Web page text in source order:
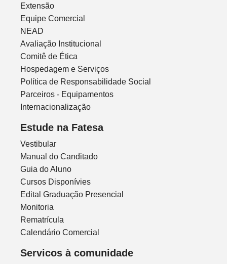
Extensão
Equipe Comercial
NEAD
Avaliação Institucional
Comitê de Ética
Hospedagem e Serviços
Política de Responsabilidade Social
Parceiros - Equipamentos
Internacionalização
Estude na Fatesa
Vestibular
Manual do Canditado
Guia do Aluno
Cursos Disponívies
Edital Graduação Presencial
Monitoria
Rematrícula
Calendário Comercial
Servicos à comunidade